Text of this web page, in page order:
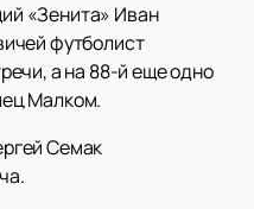
«Зенита» Иван
футболист
а на 88-й еще одно
Малком.
Семак